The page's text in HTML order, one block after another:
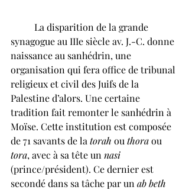
synagogue au IIIe siècle av. J.-C. donne
naissance au sanhédrin, une
organisation qui fera office de tribunal
religieux et civil des Juifs de la
Palestine d’alors. Une certaine
tradition fait remonter le sanhédrin à
Moïse. Cette institution est composée
de 71 savants de la torah ou thora ou
tora, avec à sa tête un nasi
(prince/président). Ce dernier est
secondé dans sa tâche par un ab beth